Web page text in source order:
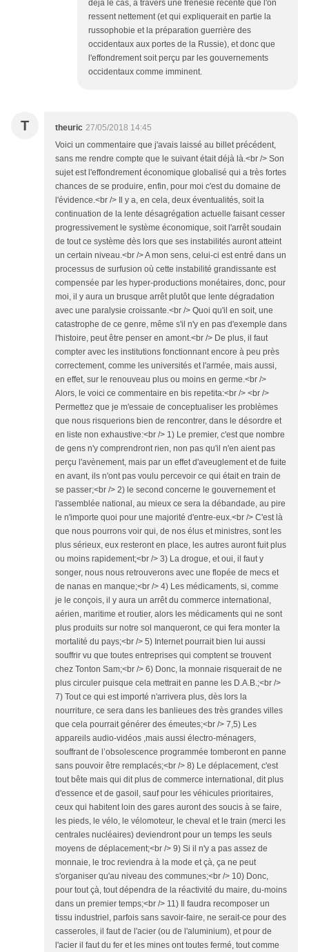
déjà le cas, à travers une frénésie récente que l'on
ressent nettement (et qui expliquerait en partie la
russophobie et la préparation guerrière des
occidentaux aux portes de la Russie), et donc que
l'effondrement soit perçu par les gouvernements
occidentaux comme imminent.
T theuric 27/05/2018 14:45
Voici un commentaire que j'avais laissé au billet précédent,
sans me rendre compte que le suivant était déjà là.<br /> Son
sujet est l'effondrement économique globalisé qui a très fortes
chances de se produire, enfin, pour moi c'est du domaine de
l'évidence.<br /> Il y a, en cela, deux éventualités, soit la
continuation de la lente désagrégation actuelle faisant cesser
progressivement le système économique, soit l'arrêt soudain
de tout ce système dès lors que ses instabilités auront atteint
un certain niveau.<br /> A mon sens, celui-ci est entré dans un
processus de surfusion où cette instabilité grandissante est
compensée par les hyper-productions monétaires, donc, pour
moi, il y aura un brusque arrêt plutôt que lente dégradation
avec une paralysie croissante.<br /> Quoi qu'il en soit, une
catastrophe de ce genre, même s'il n'y en pas d'exemple dans
l'histoire, peut être penser en amont.<br /> De plus, il faut
compter avec les institutions fonctionnant encore à peu près
correctement, comme les universités et l'armée, mais aussi,
en effet, sur le renouveau plus ou moins en germe.<br />
Alors, le voici ce commentaire en bis repetita:<br /> <br />
Permettez que je m'essaie de conceptualiser les problèmes
que nous risquerions bien de rencontrer, dans le désordre et
en liste non exhaustive:<br /> 1) Le premier, c'est que nombre
de gens n'y comprendront rien, non pas qu'il n'en aient pas
perçu l'avènement, mais par un effet d'aveuglement et de fuite
en avant, ils n'ont pas voulu percevoir ce qui était en train de
se passer;<br /> 2) le second concerne le gouvernement et
l'assemblée national, au mieux ce sera la débandade, au pire
le n'importe quoi pour une majorité d'entre-eux.<br /> C'est là
que nous pourrons voir qui, de nos élus et ministres, sont les
plus sérieux, eux resteront en place, les autres auront fuit plus
ou moins rapidement;<br /> 3) La drogue, et oui, il faut y
songer, nous nous retrouverons avec une flopée de mecs et
de nanas en manque;<br /> 4) Les médicaments, si, comme
je le conçois, il y aura un arrêt du commerce international,
aérien, maritime et routier, alors les médicaments qui ne sont
plus produits sur notre sol manqueront, ce qui fera monter la
mortalité du pays;<br /> 5) Internet pourrait bien lui aussi
souffrir vu que toutes entreprises qui comptent se trouvent
chez Tonton Sam;<br /> 6) Donc, la monnaie risquerait de ne
plus circuler puisque cela mettrait en panne les D.A.B.;<br />
7) Tout ce qui est importé n'arrivera plus, dès lors la
nourriture, ce sera dans les banlieues des très grandes villes
que cela pourrait générer des émeutes;<br /> 7,5) Les
appareils audio-vidéos ,mais aussi électro-ménagers,
souffrant de l’obsolescence programmée tomberont en panne
sans pouvoir être remplacés;<br /> 8) Le déplacement, c'est
tout bête mais qui dit plus de commerce international, dit plus
d'essence et de gasoil, sauf pour les véhicules prioritaires,
ceux qui habitent loin des gares auront des soucis à se faire,
les pieds, le vélo, le vélomoteur, le cheval et le train (merci les
centrales nucléaires) deviendront pour un temps les seuls
moyens de déplacement;<br /> 9) Si il n'y a pas assez de
monnaie, le troc reviendra à la mode et çà, ça ne peut
s'organiser qu'au niveau des communes;<br /> 10) Donc,
pour tout çà, tout dépendra de la réactivité du maire, du-moins
dans un premier temps;<br /> 11) Il faudra recomposer un
tissu industriel, parfois sans savoir-faire, ne serait-ce pour des
casseroles, il faut de l'acier (ou de l'aluminium), et pour de
l'acier il faut du fer et les mines ont toutes fermé, tout comme